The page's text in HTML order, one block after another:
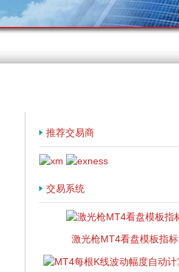
推荐交易商
交易系统
激光枪MT4看盘模板指标